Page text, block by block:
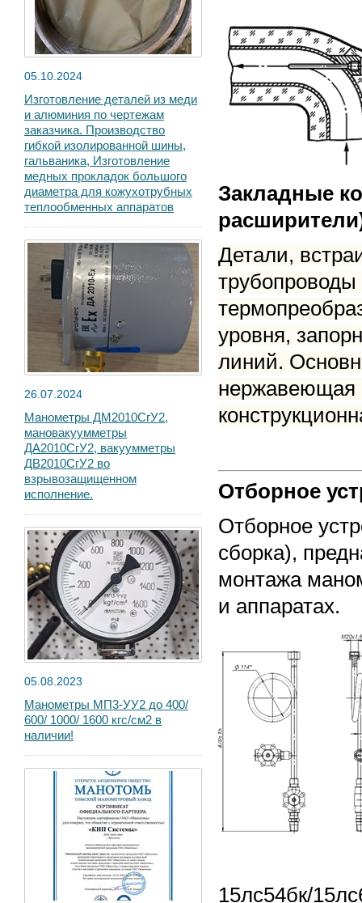
05.10.2024
Изготовление деталей из меди
и алюминия по чертежам
заказчика. Производство
гибкой изолированной шины,
гальваника, Изготовление
медных прокладок большого
диаметра для кожухотрубных
теплообменных аппаратов
26.07.2024
Манометры ДМ2010СгУ2,
мановакуумметры
ДА2010СгУ2, вакуумметры
ДВ2010СгУ2 во
взрывозащищенном
исполнение.
05.08.2023
Манометры МП3-УУ2 до 400/
600/ 1000/ 1600 кгс/см2 в
наличии!
Закладные
Детали,
уровня,
линий.
нержавеющая
Отборное
Отборное
сборка),
монтажа
и аппаратах.
15лс54бк/